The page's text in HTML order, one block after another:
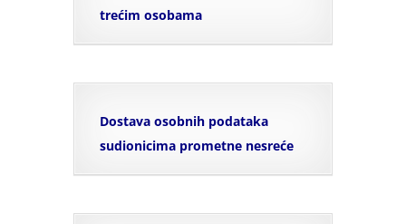
trećim osobama
Dostava osobnih podataka
sudionicima prometne nesreće